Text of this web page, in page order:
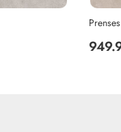
Prenses Kol Hırka - Beyaz